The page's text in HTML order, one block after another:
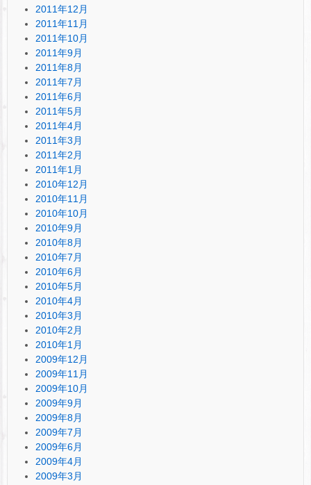
2011年12月
2011年11月
2011年10月
2011年9月
2011年8月
2011年7月
2011年6月
2011年5月
2011年4月
2011年3月
2011年2月
2011年1月
2010年12月
2010年11月
2010年10月
2010年9月
2010年8月
2010年7月
2010年6月
2010年5月
2010年4月
2010年3月
2010年2月
2010年1月
2009年12月
2009年11月
2009年10月
2009年9月
2009年8月
2009年7月
2009年6月
2009年4月
2009年3月